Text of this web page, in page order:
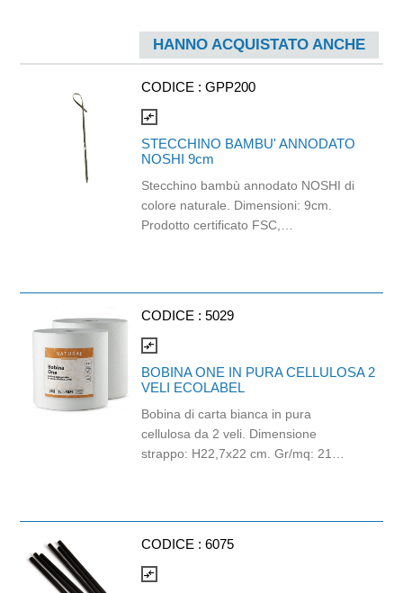
HANNO ACQUISTATO ANCHE
CODICE : GPP200
compare_arrows
STECCHINO BAMBU' ANNODATO
NOSHI 9cm
Stecchino bambù annodato NOSHI di
colore naturale. Dimensioni: 9cm.
Prodotto certificato FSC,
CODICE : 5029
compare_arrows
BOBINA ONE IN PURA CELLULOSA 2
VELI ECOLABEL
Bobina di carta bianca in pura
cellulosa da 2 veli. Dimensione
strappo: H22,7x22 cm. Gr/mq: 21
CODICE : 6075
compare_arrows